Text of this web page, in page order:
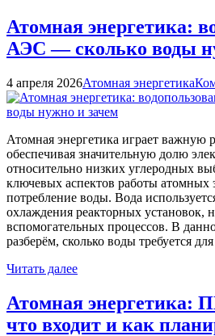
Атомная энергетика:
АЭС — сколько воды
4 апреля 2026Атомная энергетика
Атомная энергетика играет важную
обеспечивая значительную долю
относительно низких углеродных
ключевых аспектов работы атомных
потребление воды. Вода
охлаждения реакторных установок,
вспомогательных процессов. В
разберём, сколько воды требуется
Читать далее
Атомная
что входит и как